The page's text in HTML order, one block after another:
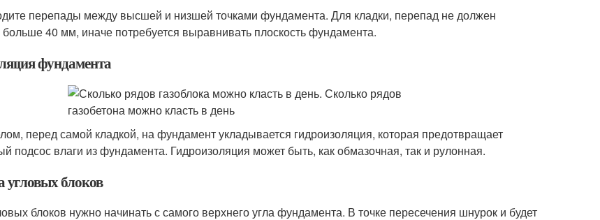
перепады между высшей и низшей точками фундамента. Для кладки, перепад не должен
больше 40 мм, иначе потребуется выравнивать плоскость фундамента.
фундамента
перед самой кладкой, на фундамент укладывается гидроизоляция, которая предотвращает
подсос влаги из фундамента. Гидроизоляция может быть, как обмазочная, так и рулонная.
угловых блоков
блоков нужно начинать с самого верхнего угла фундамента. В точке пересечения шнурок и будет